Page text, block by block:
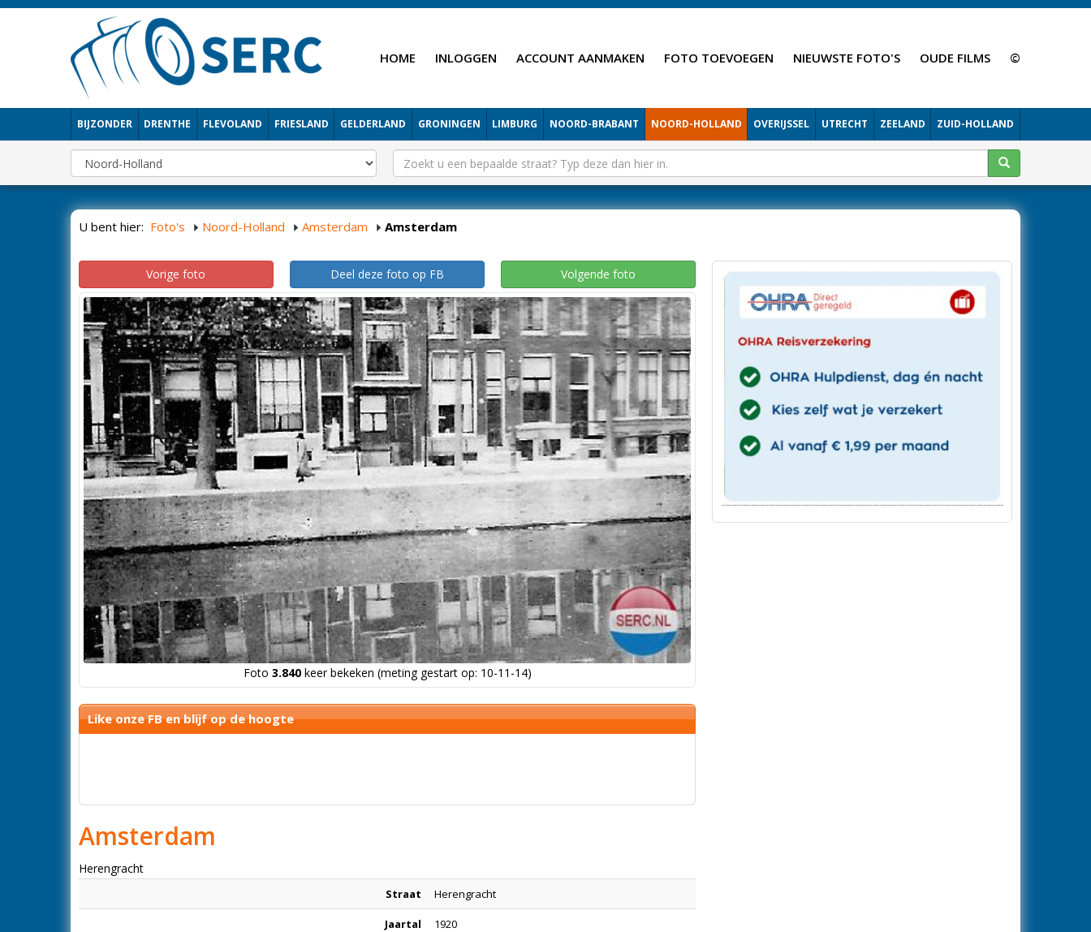
HOME INLOGGEN ACCOUNT AANMAKEN FOTO TOEVOEGEN NIEUWSTE FOTO'S OUDE FILMS ©
BIJZONDER DRENTHE FLEVOLAND FRIESLAND GELDERLAND GRONINGEN LIMBURG NOORD-BRABANT NOORD-HOLLAND OVERIJSSEL UTRECHT ZEELAND ZUID-HOLLAND
U bent hier: Foto's Noord-Holland Amsterdam Amsterdam
Vorige foto Deel deze foto op FB Volgende foto
Foto 3.840keer bekeken (meting gestart op: 10-11-14)
Like onze FB en blijf op de hoogte
Amsterdam
Herengracht
Straat Herengracht
Jaartal 1920